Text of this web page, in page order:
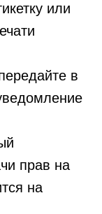
или
в
прав на
на